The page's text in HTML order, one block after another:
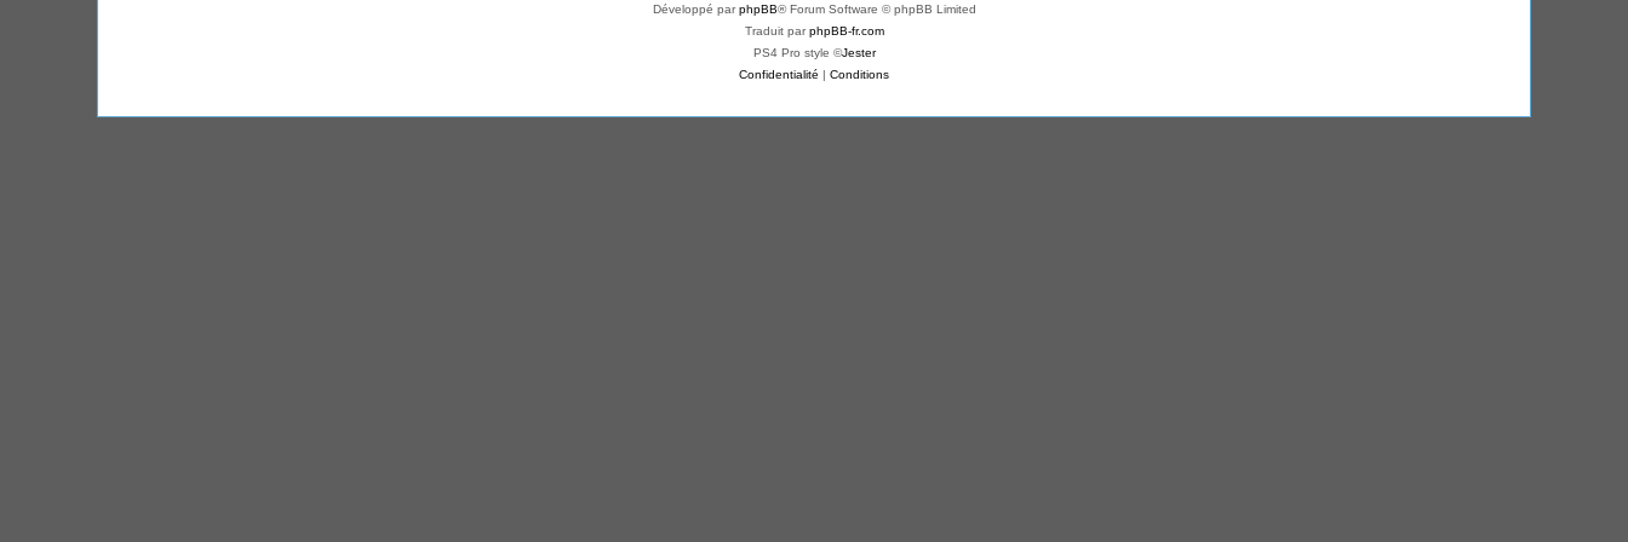
Développé parphpBB® Forum Software © phpBB Limited
Traduit parphpBB-fr.com
PS4 Pro style ©Jester
Confidentialité | Conditions